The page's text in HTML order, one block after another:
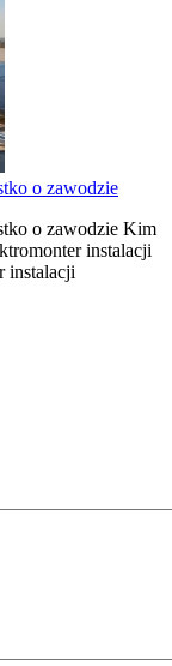
o zawodzie
o zawodzie Kim
instalacji
instalacji